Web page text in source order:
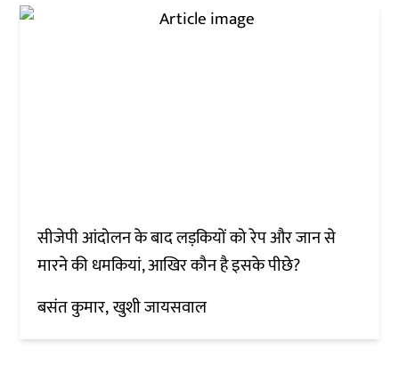
सीजेपी आंदोलन के बाद लड़कियों को रेप और जान से
मारने की धमकियां, आखिर कौन है इसके पीछे?
बसंत कुमार खुशी जायसवाल